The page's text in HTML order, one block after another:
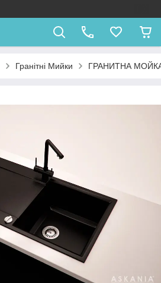
Гранітні Мийки ГРАНИТНА МОЙКА